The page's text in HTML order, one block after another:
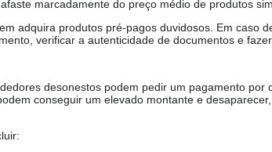
marcadamente do preço médio de produtos
adquira produtos pré-pagos duvidosos. Em caso
verificar a autenticidade de documentos e
desonestos podem pedir um pagamento
conseguir um elevado montante e